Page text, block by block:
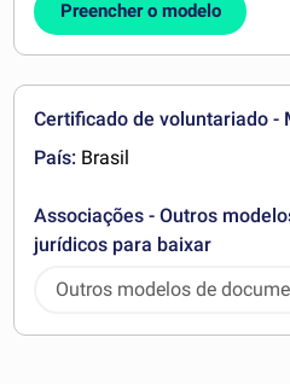
Preencher o modelo
Certificado de voluntariado -
País: Brasil
Associações - Outros
jurídicos para baixar
Outros modelos de
baixar